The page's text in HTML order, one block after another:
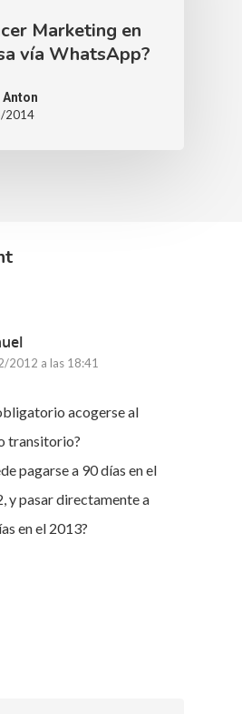
Marketing en
vía WhatsApp?
2014
2012 a las 18:41
acogerse al
transitorio?
pagarse a 90 días en el
y pasar directamente a
en el 2013?